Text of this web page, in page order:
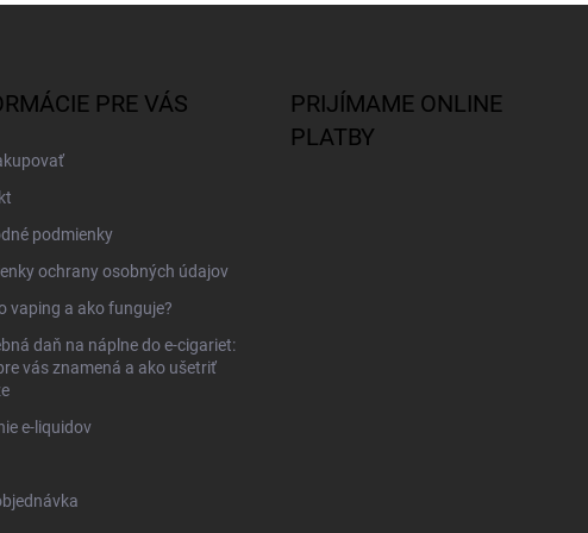
PRE VÁS
podmienky
ochrany osobných údajov
vaping a ako funguje?
daň na náplne do e-cigariet:
vás znamená a ako ušetriť
e-liquidov
PRIJÍMAME ONLINE
PLATBY